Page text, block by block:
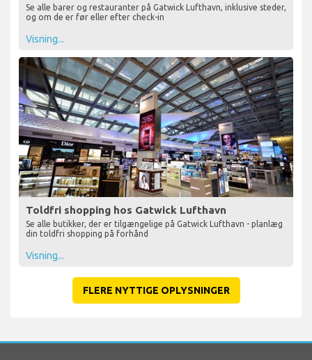
Se alle barer og restauranter på Gatwick Lufthavn, inklusive steder,
og om de er før eller efter check-in
Visning...
Toldfri shopping hos Gatwick Lufthavn
Se alle butikker, der er tilgængelige på Gatwick Lufthavn - planlæg
din toldfri shopping på forhånd
Visning...
FLERE NYTTIGE OPLYSNINGER